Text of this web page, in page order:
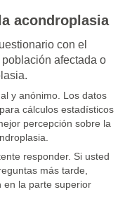
acondroplasia
con el
afectada o
y anónimo. Los datos
cálculos estadísticos
percepción sobre la
responder. Si usted
más tarde,
en la parte superior
EN • PT • ES • RU